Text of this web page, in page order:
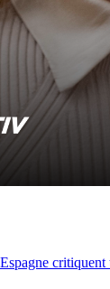
critiquent